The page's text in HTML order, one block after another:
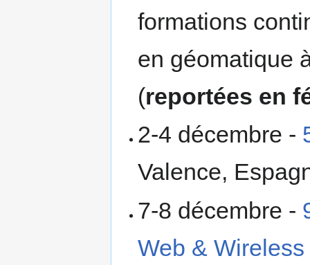
formations
en géomatique
(reportées en
2-4 décembre -
Valence,
7-8 décembre -
Web &